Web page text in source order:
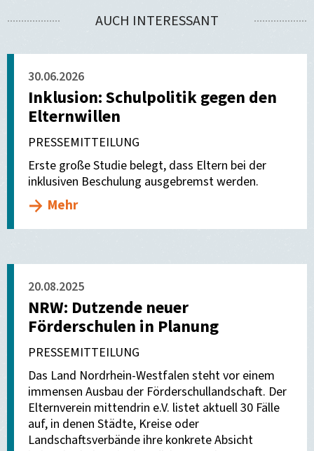
versenden
AUCH INTERESSANT
30.06.2026
Inklusion: Schulpolitik gegen den
Elternwillen
PRESSEMITTEILUNG
Erste große Studie belegt, dass Eltern bei der
inklusiven Beschulung ausgebremst werden.
Mehr
20.08.2025
NRW: Dutzende neuer
Förderschulen in Planung
PRESSEMITTEILUNG
Das Land Nordrhein-Westfalen steht vor einem
immensen Ausbau der Förderschullandschaft. Der
Elternverein mittendrin e.V. listet aktuell 30 Fälle
auf, in denen Städte, Kreise oder
Landschaftsverbände ihre konkrete Absicht